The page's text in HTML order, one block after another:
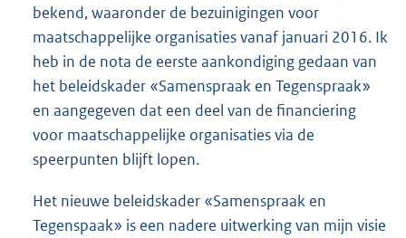
bekend, waaronder de bezuinigingen voor
maatschappelijke organisaties vanaf januari 2016. Ik
heb in de nota de eerste aankondiging gedaan van
het beleidskader «Samenspraak en Tegenspraak»
en aangegeven dat een deel van de financiering
voor maatschappelijke organisaties via de
speerpunten blijft lopen.
Het nieuwe beleidskader «Samenspraak en
Tegenspaak» is een nadere uitwerking van mijn visie